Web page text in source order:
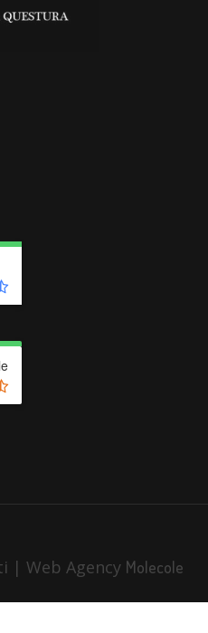
| Web Agency Molecole